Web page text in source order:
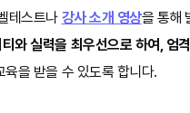
테스트나 강사 소개 영상을 통해
와 실력을 최우선으로 하여, 엄
을 받을 수 있도록 합니다.